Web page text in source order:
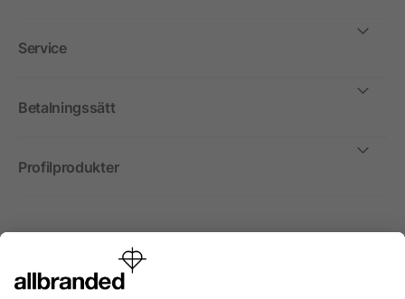
Service
Betalningssätt
Profilprodukter
Internationellt